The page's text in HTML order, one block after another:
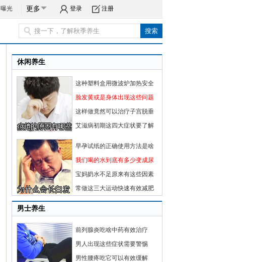
曝光 更多 登录 注册
休闲养生
这种塑料盒用微波炉加热安全
脸发黄或是身体出现这些问题
这样做竟然可以治疗子宫脱垂
艾滋病初期这四大症状要了解
早孕试纸的正确使用方法是啥
我们喝的水到底有多少变成尿
宝妈奶水不足原来有这些因素
常做这三大运动快速有效减肥
男士养生
前列腺炎吃啥中药有效治疗
男人出现这些症状需要警惕
男性腰疼吃它可以有效缓解